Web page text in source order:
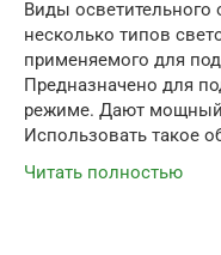
Виды осветительного
несколько типов
применяемого для
Предназначено для
режиме. Дают
Использовать такое
Читать полностью